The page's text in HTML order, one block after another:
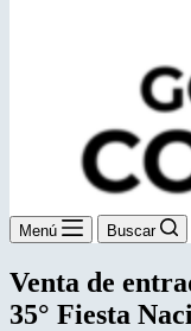
Menú Buscar
Venta de
35° Fiesta